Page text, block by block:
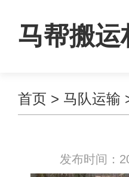
马帮搬运
首页 > 马队运输
发布时间：